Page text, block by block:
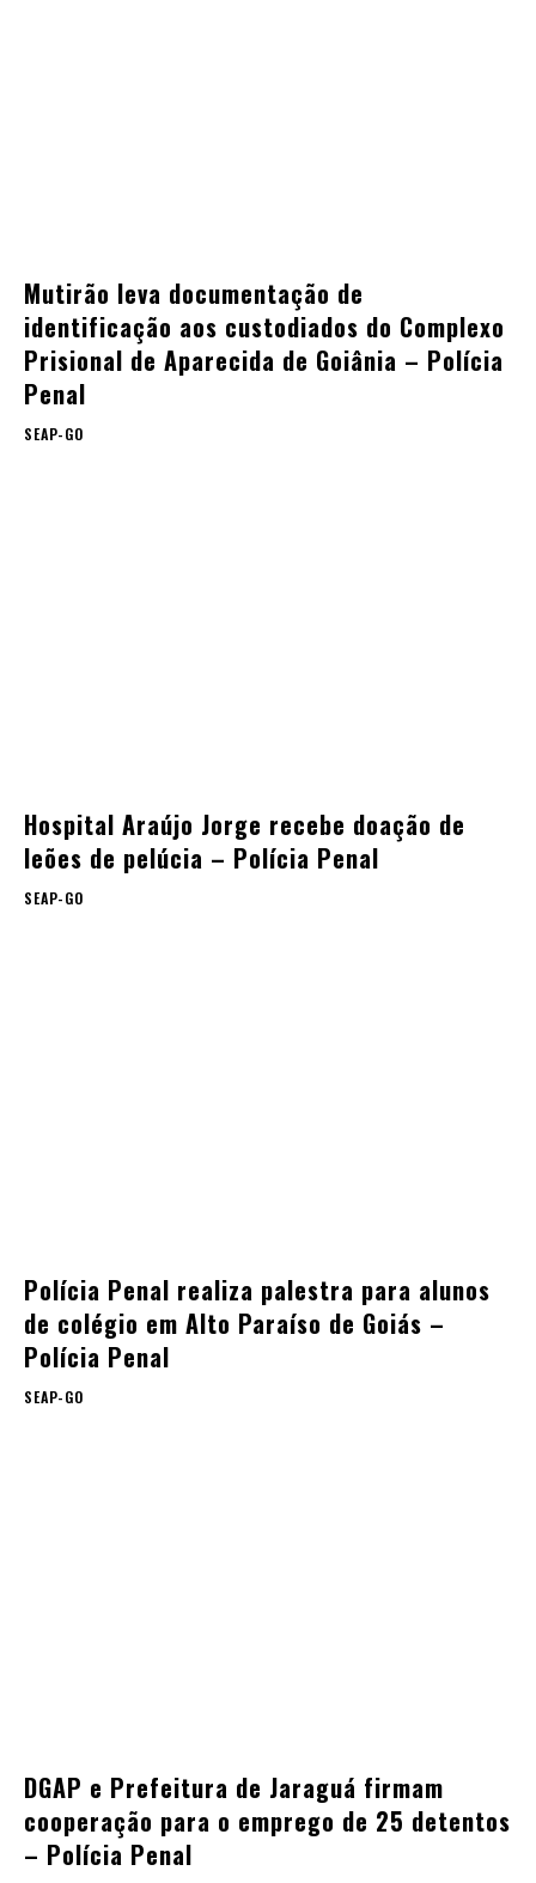
Mutirão leva documentação de
identificação aos custodiados do Complexo
Prisional de Aparecida de Goiânia – Polícia
Penal
SEAP-GO
Hospital Araújo Jorge recebe doação de
leões de pelúcia – Polícia Penal
SEAP-GO
Polícia Penal realiza palestra para alunos
de colégio em Alto Paraíso de Goiás –
Polícia Penal
SEAP-GO
DGAP e Prefeitura de Jaraguá firmam
cooperação para o emprego de 25 detentos
– Polícia Penal